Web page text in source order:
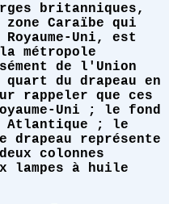
britanniques,
Caraïbe qui
Uni, est
métropole
de l'Union
du drapeau en
rappeler que ces
Uni ; le fond
Atlantique ; le
représente
colonnes
lampes à huile